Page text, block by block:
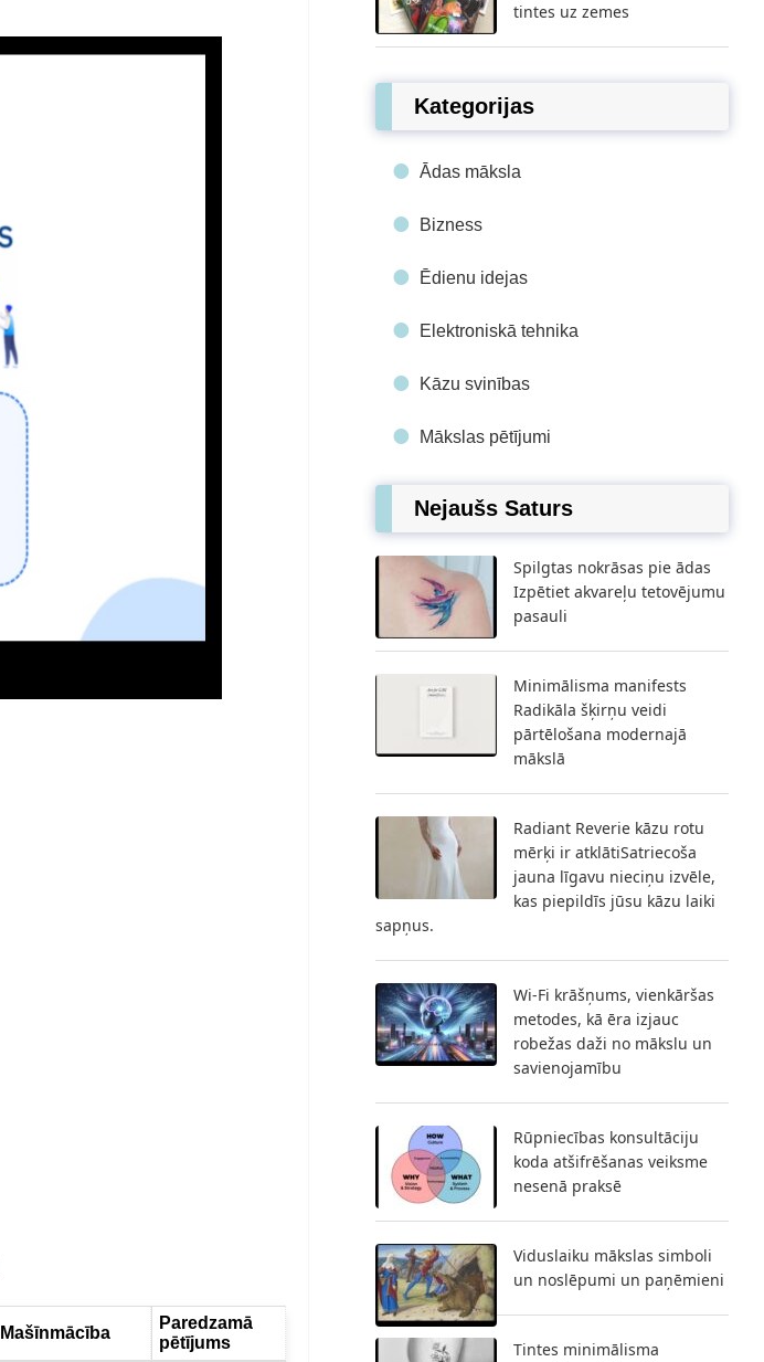
Mašīnmācība
Paredzamā
pētījums
tintes uz zemes
Kategorijas
Ādas māksla
Bizness
Ēdienu idejas
Elektroniskā tehnika
Kāzu svinības
Mākslas pētījumi
Nejaušs Saturs
Spilgtas nokrāsas pie ādas
Izpētiet akvareļu tetovējumu
pasauli
Minimālisma manifests
Radikāla šķirņu veidi
pārtēlošana modernajā
mākslā
Radiant Reverie kāzu rotu
mērķi ir atklātiSatriecoša
jauna līgavu nieciņu izvēle,
kas piepildīs jūsu kāzu laiki
sapņus.
Wi-Fi krāšņums, vienkāršas
metodes, kā ēra izjauc
robežas daži no mākslu un
savienojamību
Rūpniecības konsultāciju
koda atšifrēšanas veiksme
nesenā praksē
Viduslaiku mākslas simboli
un noslēpumi un paņēmieni
Tintes minimālisma